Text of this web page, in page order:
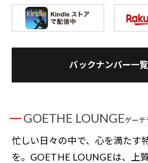
バックナンバー一覧
GOETHE LOUNGEゲーテ
忙しい日々の中で、心を満たす
を。GOETHE LOUNGEは、上